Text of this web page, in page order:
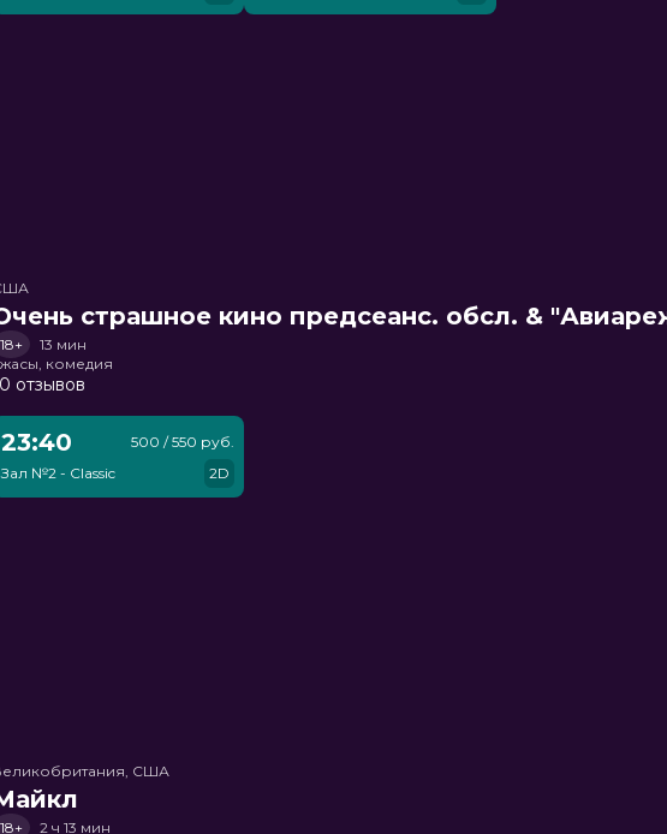
страшное кино предсеанс. обсл. &
18+
13 мин
комедия
отзывов
23:40
Зал №2 - Classic
500 / 550 руб.
2D
США
18+ 2 ч 13 мин